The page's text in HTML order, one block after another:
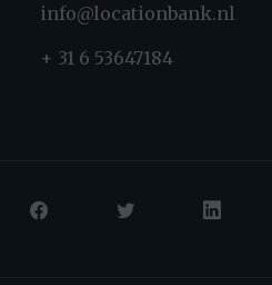
info@locationbank.nl
+ 31 6 53647184